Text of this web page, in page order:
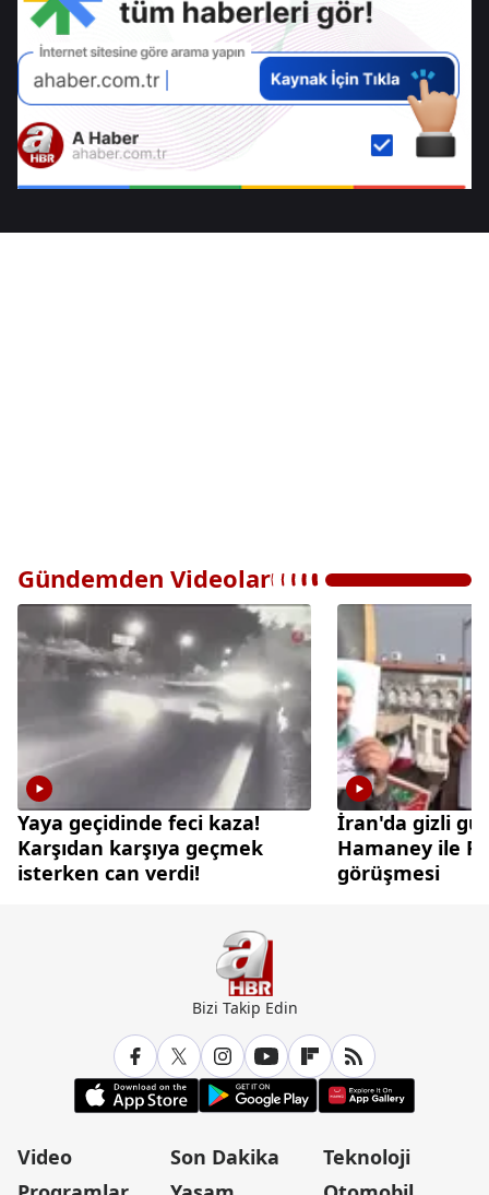
Gündemden Videolar
Yaya geçidinde feci kaza!
Karşıdan karşıya geçmek
isterken can verdi!
İran'da gizli güç
Hamaney ile
görüşmesi
Bizi Takip Edin
Video
Son Dakika
Teknoloji